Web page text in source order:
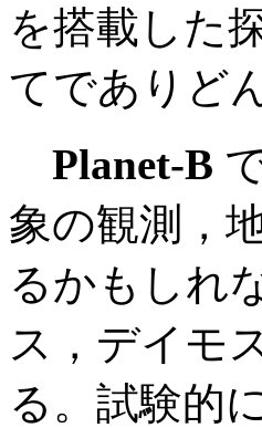
を搭載した
てでありど
Planet-B
象の観測，
るかもしれ
ス，デイモ
る。試験的